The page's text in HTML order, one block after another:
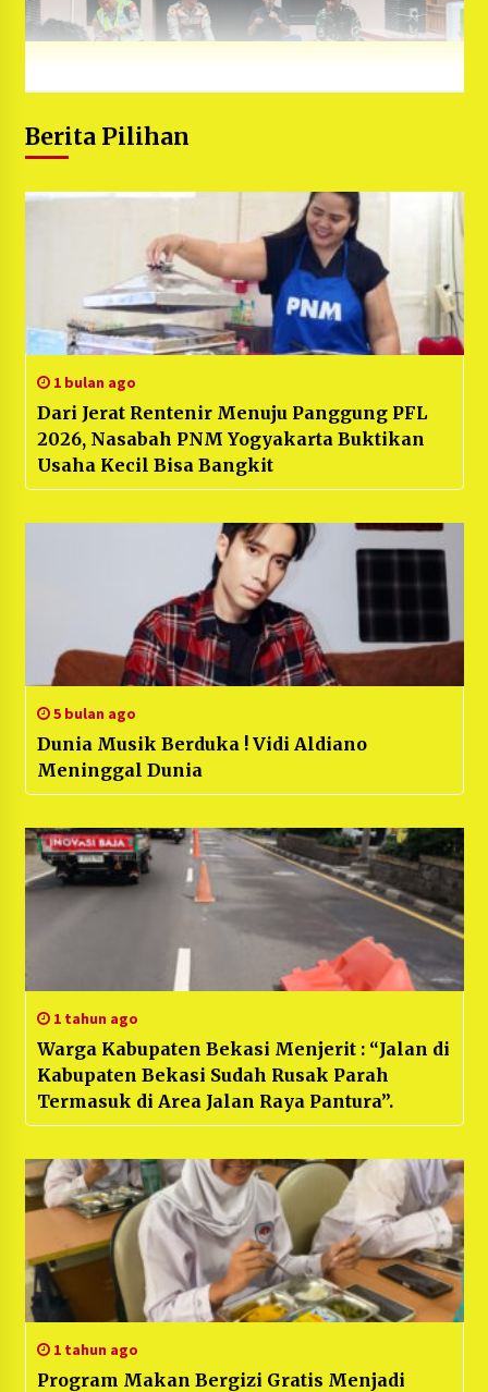
Berita Pilihan
1 bulan ago
Dari Jerat Rentenir Menuju Panggung PFL
2026, Nasabah PNM Yogyakarta Buktikan
Usaha Kecil Bisa Bangkit
5 bulan ago
Dunia Musik Berduka ! Vidi Aldiano
Meninggal Dunia
1 tahun ago
Warga Kabupaten Bekasi Menjerit : “Jalan di
Kabupaten Bekasi Sudah Rusak Parah
Termasuk di Area Jalan Raya Pantura”.
1 tahun ago
Program Makan Bergizi Gratis Menjadi